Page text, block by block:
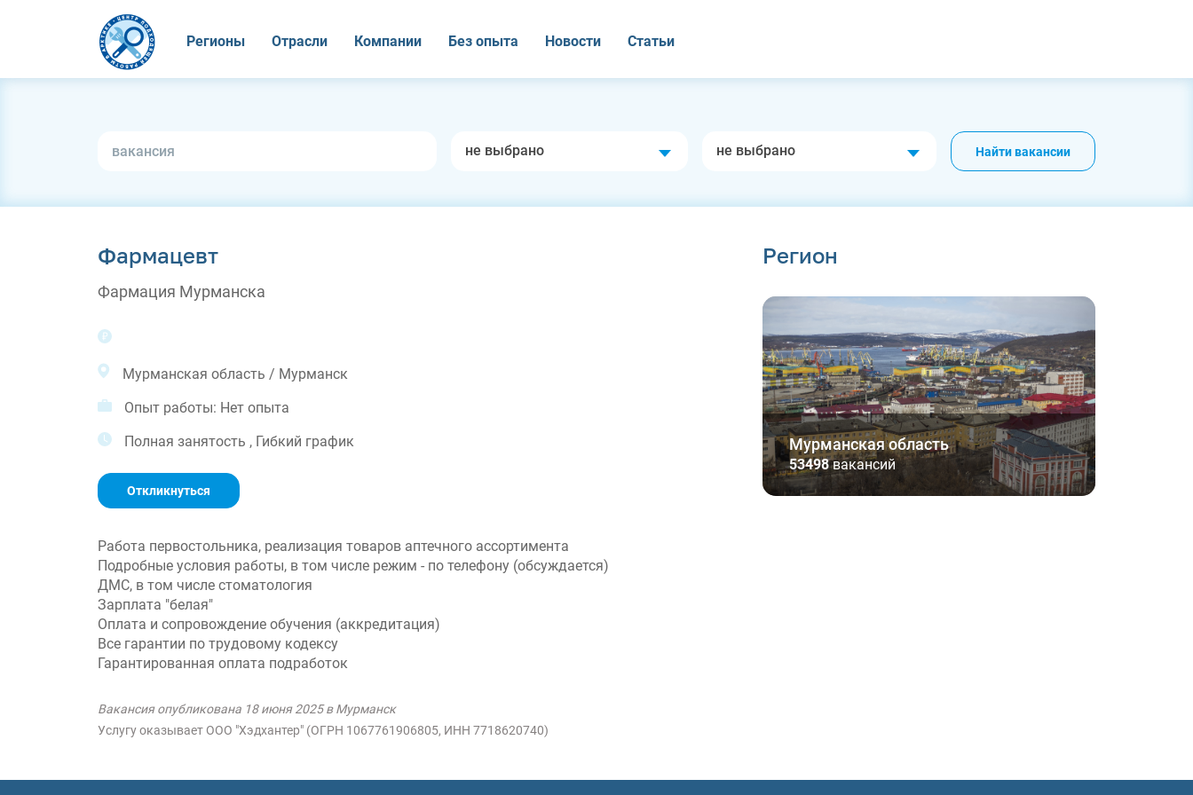
Регионы Отрасли Компании Без опыта Новости Статьи
не выбрано не выбрано Найти вакансии
Фармацевт
Фармация Мурманска
Мурманская область / Мурманск
Опыт работы: Нет опыта
Полная занятость , Гибкий график
Откликнуться
Работа первостольника, реализация товаров аптечного ассортимента
Подробные условия работы, в том числе режим - по телефону (обсуждается)
ДМС, в том числе стоматология
Зарплата "белая"
Оплата и сопровождение обучения (аккредитация)
Все гарантии по трудовому кодексу
Гарантированная оплата подработок
Вакансия опубликована 18 июня 2025 в Мурманск
Услугу оказывает ООО "Хэдхантер" (ОГРН 1067761906805, ИНН 7718620740)
Регион
Мурманская область
53498вакансий